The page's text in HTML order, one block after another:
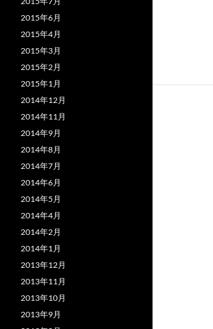
2015年6月
2015年4月
2015年3月
2015年2月
2015年1月
2014年12月
2014年11月
2014年9月
2014年8月
2014年7月
2014年6月
2014年5月
2014年4月
2014年2月
2014年1月
2013年12月
2013年11月
2013年10月
2013年9月